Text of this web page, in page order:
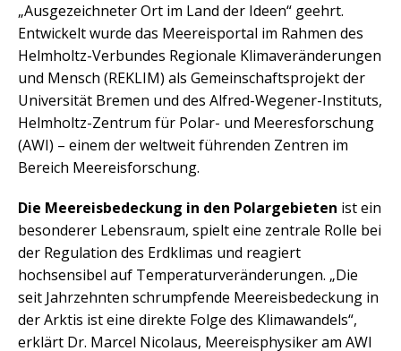
„Ausgezeichneter Ort im Land der Ideen“ geehrt.
Entwickelt wurde das Meereisportal im Rahmen des
Helmholtz-Verbundes Regionale Klimaveränderungen
und Mensch (REKLIM) als Gemeinschaftsprojekt der
Universität Bremen und des Alfred-Wegener-Instituts,
Helmholtz-Zentrum für Polar- und Meeresforschung
(AWI) – einem der weltweit führenden Zentren im
Bereich Meereisforschung.
Die Meereisbedeckung in den Polargebieten ist ein
besonderer Lebensraum, spielt eine zentrale Rolle bei
der Regulation des Erdklimas und reagiert
hochsensibel auf Temperaturveränderungen. „Die
seit Jahrzehnten schrumpfende Meereisbedeckung in
der Arktis ist eine direkte Folge des Klimawandels“,
erklärt Dr. Marcel Nicolaus, Meereisphysiker am AWI